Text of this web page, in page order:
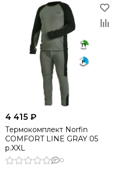
4 415 ₽
Термокомплект Norfin
COMFORT LINE GRAY 05
р.XXL
0